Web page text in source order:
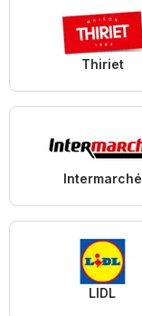
Thiriet
Intermarché
LIDL